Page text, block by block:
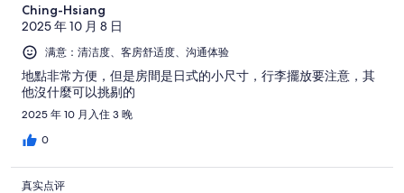
Ching-Hsiang
2025 年 10 月 8 日
满意：清洁度、客房舒适度、沟通体验
地點非常方便，但是房間是日式的小尺寸，行李擺放要注意，其
他沒什麼可以挑剔的
2025 年 10 月入住 3 晚
0
真实点评